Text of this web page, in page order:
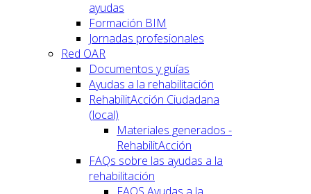
ayudas
Formación BIM
Jornadas profesionales
Red OAR
Documentos y guías
Ayudas a la rehabilitación
RehabilitAcción Ciudadana
(local)
Materiales generados -
RehabilitAcción
FAQs sobre las ayudas a la
rehabilitación